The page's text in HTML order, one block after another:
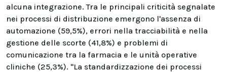
alcuna integrazione. Tra le principali criticità segnalate
nei processi di distribuzione emergono l'assenza di
automazione (59,5%), errori nella tracciabilità e nella
gestione delle scorte (41,8%) e problemi di
comunicazione tra la farmacia e le unità operative
cliniche (25,3%). "La standardizzazione dei processi